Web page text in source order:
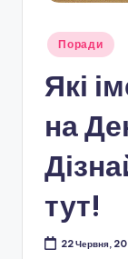
Опубліковано
Поради
Які
на
тут!
22 Червня,